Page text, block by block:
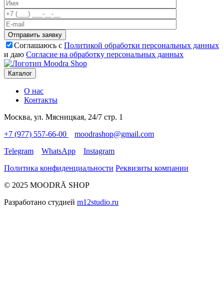
Отправить заявку
Соглашаюсь с Политикой обработки персональных данных
и даю Согласие на обработку персональных данных
Каталог
О нас
Контакты
Москва, ул. Мясницкая, 24/7 стр. 1
+7 (977) 557-66-00
moodrashop@gmail.com
Telegram
WhatsApp
Instagram
Политика конфиденциальности Реквизиты компании
© 2025 MOODRĀ SHOP
Разработано студией m12studio.ru